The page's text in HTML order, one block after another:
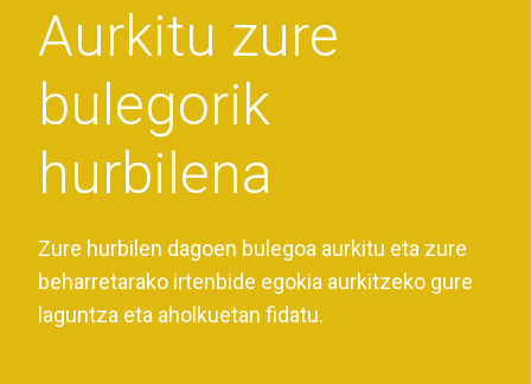
Aurkitu zure
bulegorik
hurbilena
Zure hurbilen dagoen bulegoa aurkitu eta zure
beharretarako irtenbide egokia aurkitzeko gure
laguntza eta aholkuetan fidatu.